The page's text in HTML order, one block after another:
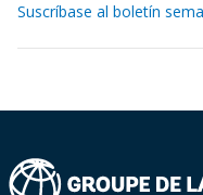
Suscríbase al boletín